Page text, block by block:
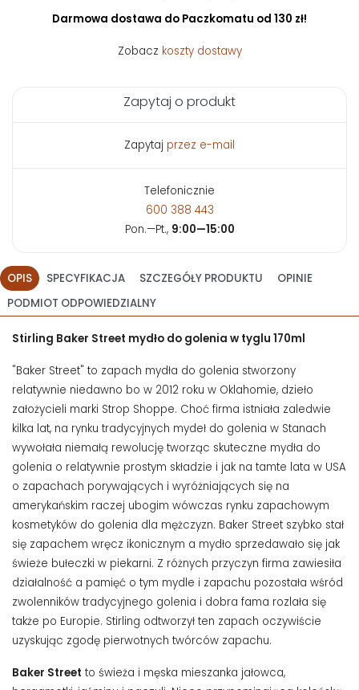
Darmowa dostawa do Paczkomatu od 130 zł!
Zobacz koszty dostawy
Zapytaj o produkt
Zapytaj przez e-mail
Telefonicznie
600 388 443
Pon.—Pt., 9:00—15:00
OPIS SPECYFIKACJA SZCZEGÓŁY PRODUKTU
OPINIE
PODMIOT ODPOWIEDZIALNY
Stirling Baker Street mydło do golenia w tyglu 170ml
"Baker Street" to zapach mydła do golenia stworzony
relatywnie niedawno bo w 2012 roku w Oklahomie, dzieło
założycieli marki Strop Shoppe. Choć firma istniała zaledwie
kilka lat, na rynku tradycyjnych mydeł do golenia w Stanach
wywołała niemałą rewolucję tworząc skuteczne mydła do
golenia o relatywnie prostym składzie i jak na tamte lata w USA
o zapachach porywających i wyróżniających się na
amerykańskim raczej ubogim wówczas rynku zapachowym
kosmetyków do golenia dla mężczyzn. Baker Street szybko stał
się zapachem wręcz ikonicznym a mydło sprzedawało się jak
świeże bułeczki w piekarni. Z różnych przyczyn firma zawiesiła
działalność a pamięć o tym mydle i zapachu pozostała wśród
zwolenników tradycyjnego golenia i dobra fama rozlała się
także po Europie. Stirling odtworzył ten zapach oczywiście
uzyskując zgodę pierwotnych twórców zapachu.
Baker Street to świeża i męska mieszanka jałowca,